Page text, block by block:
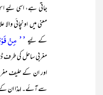
جاتی ہے، اسی لیے
معنی میں اونچائی
کے لیے’’ مِنۡ
مغربی ساحل کی طرف
اور ان کے حلیف
سے آئے۔ لہذا ان